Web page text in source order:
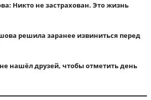
Никто не застрахован. Это жизнь
решила заранее извиниться перед
нашёл друзей, чтобы отметить день